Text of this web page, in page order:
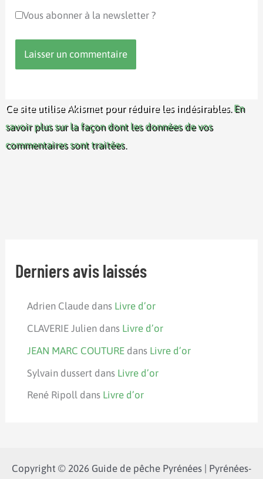
Vous abonner à la newsletter ?
Ce site utilise Akismet pour réduire les indésirables. En
savoir plus sur la façon dont les données de vos
commentaires sont traitées.
Derniers avis laissés
Adrien Claude dans Livre d’or
CLAVERIE Julien dans Livre d’or
JEAN MARC COUTURE dans Livre d’or
Sylvain dussert dans Livre d’or
René Ripoll dans Livre d’or
Copyright © 2026 Guide de pêche Pyrénées | Pyrénées-